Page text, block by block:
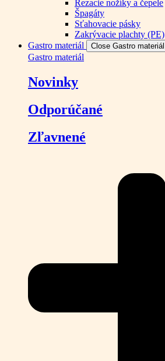
Rezacie nožíky a čepele
Špagáty
Sťahovacie pásky
Zakrývacie plachty (PE)
Gastro materiál
Close Gastro materiál
Gastro materiál
Novinky
Odporúčané
Zľavnené